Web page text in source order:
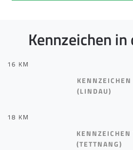
Kennzeichen in
16 KM
(LINDAU)
18 KM
KENNZEICHEN
(TETTNANG)